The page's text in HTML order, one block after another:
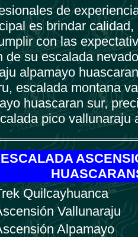
de
es brindar
con las
de su escalada
alpamayo
escalada montana
huascaran sur,
pico vallunaraju
Quilcayhuanca
Vallunaraju
Alpamayo